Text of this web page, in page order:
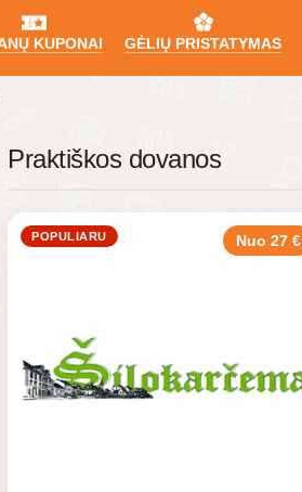
KUPONAI GĖLIŲ PRISTATYMAS
Praktiškos dovanos
POPULIARU Nuo 27 €